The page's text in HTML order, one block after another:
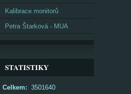
Kalibrace monitorů
Petra Štarková - MUA
STATISTIKY
Celkem: 3501640